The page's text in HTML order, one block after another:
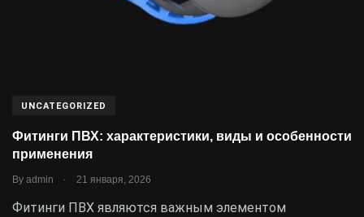
UNCATEGORIZED
Фитинги ПВХ: характеристики, виды и особенности
применения
By admin . 21 января, 2026
Фитинги ПВХ являются важным элементом